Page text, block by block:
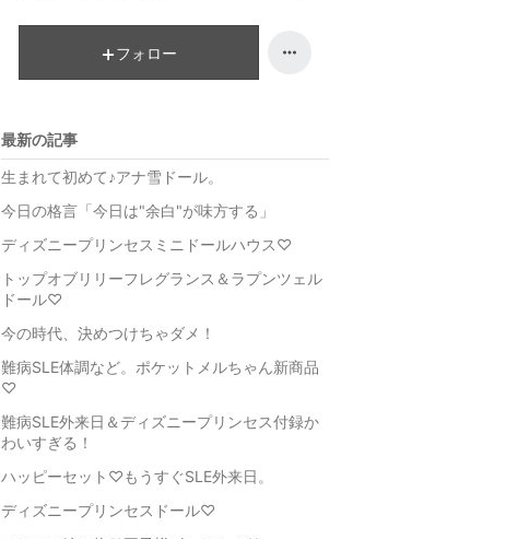
フォロー
最新の記事
生まれて初めて♪アナ雪ドール。
今日の格言「今日は"余白"が味方する」
ディズニープリンセスミニドールハウス♡
トップオブリリーフレグランス＆ラプンツェル
ドール♡
今の時代、決めつけちゃダメ！
難病SLE体調など。ポケットメルちゃん新商品
♡
難病SLE外来日＆ディズニープリンセス付録か
わいすぎる！
ハッピーセット♡もうすぐSLE外来日。
ディズニープリンセスドール♡